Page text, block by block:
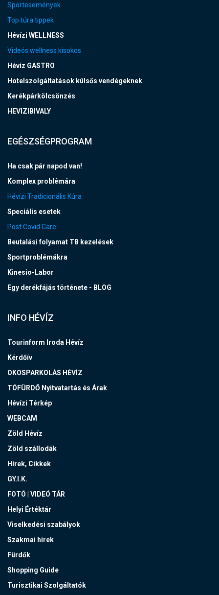
Sportesemények
Top túra tippek
Hévízi WELLNESS
Videós wellness kisokos
Hévíz GASTRO
Hotelszolgáltatások külsős vendégeknek
Kerékpárkölcsönzés
HEVIZIBIVALY
EGÉSZSÉGPROGRAM
Ha csak pár napod van!
Komplex problémára
Hévízi Tradicionális Kúra
Speciális esetek
Post Covid Care
Beutalási folyamat TB kezelések
Sportproblémákra
Kinesio-Labor
Egy derékfájás története - BLOG
INFO HÉVÍZ
Tourinform Iroda Hévíz
Kérdőív
OKOSPARKOLÁS HÉVÍZ
TÓFÜRDŐ Nyitvatartás és Árak
Hévízi Térkép
WEBCAM
Zöld Hévíz
Zöld szállodák
Hírek, Cikkek
GY.I.K.
FOTÓ | VIDEÓ TÁR
Helyi Értéktár
Viselkedési szabályok
Szakmai hírek
Fürdők
Shopping Guide
Turisztikai Szolgáltatók